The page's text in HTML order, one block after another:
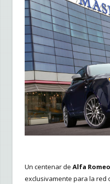
Un centenar de Alfa
exclusivamente para la red